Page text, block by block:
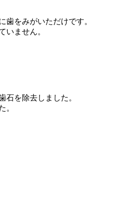
歯をみがいただけです。
いません。
石を除去しました。
。